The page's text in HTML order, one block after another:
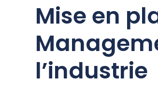
Mise en
l’industrie